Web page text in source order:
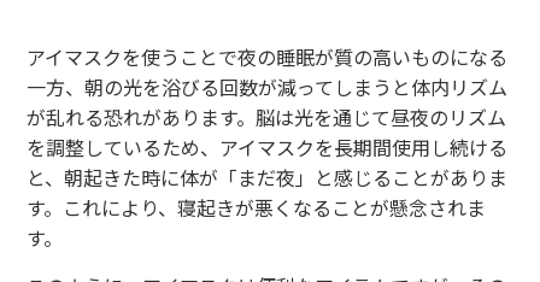
アイマスクを使うことで夜の睡眠が質の高いものになる
一方、朝の光を浴びる回数が減ってしまうと体内リズム
が乱れる恐れがあります。脳は光を通じて昼夜のリズム
を調整しているため、アイマスクを長期間使用し続ける
と、朝起きた時に体が「まだ夜」と感じることがありま
す。これにより、寝起きが悪くなることが懸念されま
す。